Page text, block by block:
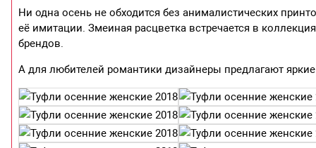
Ни одна осень не обходится без анималистических
её имитации. Змеиная расцветка встречается в
брендов.
А для любителей романтики дизайнеры предлагают